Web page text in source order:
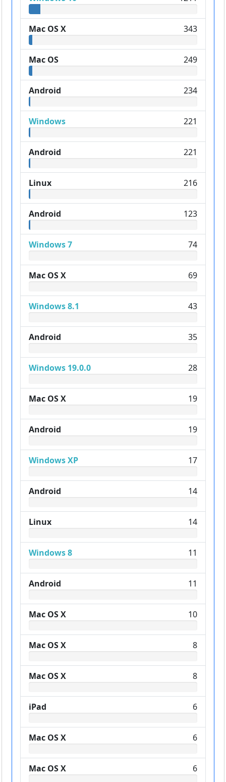
Mac OS X 343
Mac OS 249
Android 234
Windows 221
Android 221
Linux 216
Android 123
Windows 7 74
Mac OS X 69
Windows 8.1 43
Android 35
Windows 19.0.0 28
Mac OS X 19
Android 19
Windows XP 17
Android 14
Linux 14
Windows 8 11
Android 11
Mac OS X 10
Mac OS X 8
Mac OS X 8
iPad 6
Mac OS X 6
Mac OS X 6